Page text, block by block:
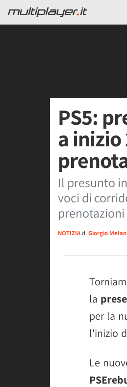
PS5:
a inizio
Il presunto
voci di
prenotazioni
NOTIZIAdi Giorgio
la
per la
l'inizio
Le